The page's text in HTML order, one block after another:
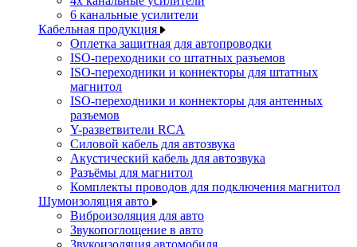
6 канальные усилители
Кабельная продукция
Оплетка защитная для автопроводки
ISO-переходники со штатных разъемов
ISO-переходники и коннекторы для штатных
магнитол
ISO-переходники и коннекторы для антенных
разъемов
Y-разветвители RCA
Силовой кабель для автозвука
Акустический кабель для автозвука
Разъёмы для магнитол
Комплекты проводов для подключения магнитол
Шумоизоляция авто
Виброизоляция для авто
Звукопоглощение в авто
Звукоизоляция автомобиля